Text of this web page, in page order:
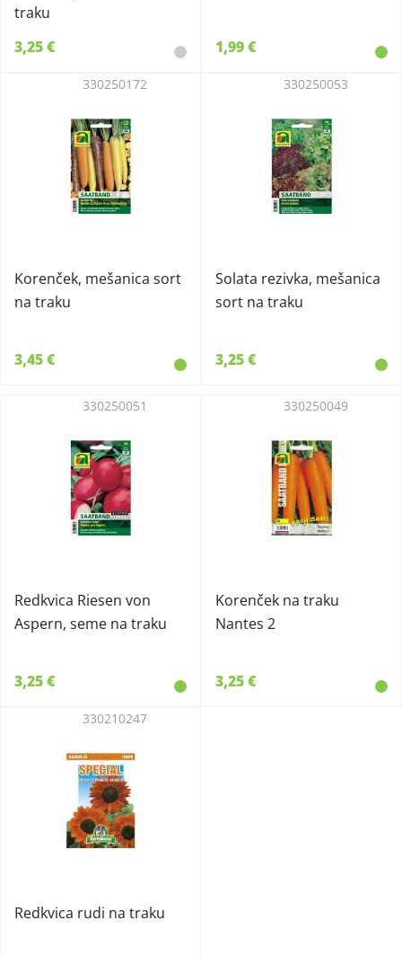
traku
3,25 € 1,99 €
Korenček, mešanica sort
na traku
330250172
3,45 €
Solata rezivka, mešanica
sort na traku
330250053
3,25 €
Redkvica Riesen von
Aspern, seme na traku
330250051
3,25 €
Korenček na traku
Nantes 2
330250049
3,25 €
Redkvica rudi na traku
330210247